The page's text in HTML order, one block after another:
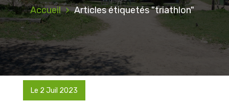
Accueil Articles étiquetés "triathlon"
Le 2 Juil 2023